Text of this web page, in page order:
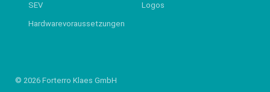
SEV
Hardwarevoraussetzungen
Logos
© 2026 Forterro Klaes GmbH